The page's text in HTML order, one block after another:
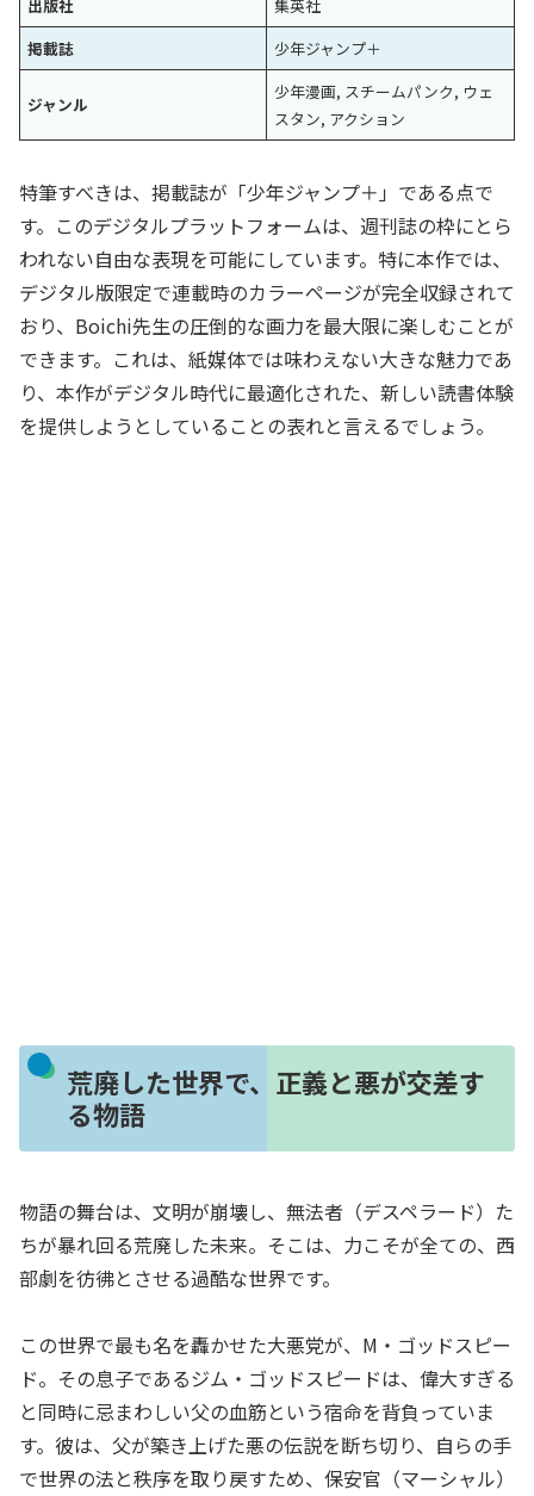
出版社
集英社
掲載誌
少年ジャンプ＋
ジャンル
少年漫画, スチームパンク, ウェ
スタン, アクション
特筆すべきは、掲載誌が「少年ジャンプ＋」である点で
す。このデジタルプラットフォームは、週刊誌の枠にとら
われない自由な表現を可能にしています。特に本作では、
デジタル版限定で連載時のカラーページが完全収録されて
おり、Boichi先生の圧倒的な画力を最大限に楽しむことが
できます。これは、紙媒体では味わえない大きな魅力であ
り、本作がデジタル時代に最適化された、新しい読書体験
を提供しようとしていることの表れと言えるでしょう。
荒廃した世界で、正義と悪が交差す
る物語
物語の舞台は、文明が崩壊し、無法者（デスペラード）た
ちが暴れ回る荒廃した未来。そこは、力こそが全ての、西
部劇を彷彿とさせる過酷な世界です。
この世界で最も名を轟かせた大悪党が、M・ゴッドスピー
ド。その息子であるジム・ゴッドスピードは、偉大すぎる
と同時に忌まわしい父の血筋という宿命を背負っていま
す。彼は、父が築き上げた悪の伝説を断ち切り、自らの手
で世界の法と秩序を取り戻すため、保安官（マーシャル）